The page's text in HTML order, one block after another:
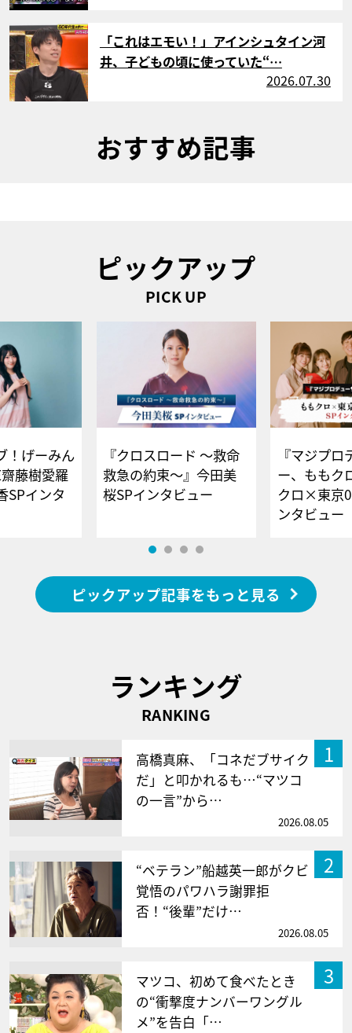
サムネイル
「これはエモい！」アインシュタイン河
井、子どもの頃に使っていた“…
2026.07.30
おすすめ記事
ピックアップ
PICK UP
！げーみん
藤樹愛羅
SPインタ
『クロスロード ～救命
救急の約束～』今田美
桜SPインタビュー
『マジプロ
ー、ももク
クロ×東京
ンタビュー
ピックアップ記事をもっと見る
ランキング
RANKING
1
高橋真麻、「コネだブサイク
だ」と叩かれるも…“マツコ
の一言”から…
2026.08.05
2
“ベテラン”船越英一郎がクビ
覚悟のパワハラ謝罪拒
否！“後輩”だけ…
2026.08.05
3
マツコ、初めて食べたとき
の“衝撃度ナンバーワングル
メ”を告白「…